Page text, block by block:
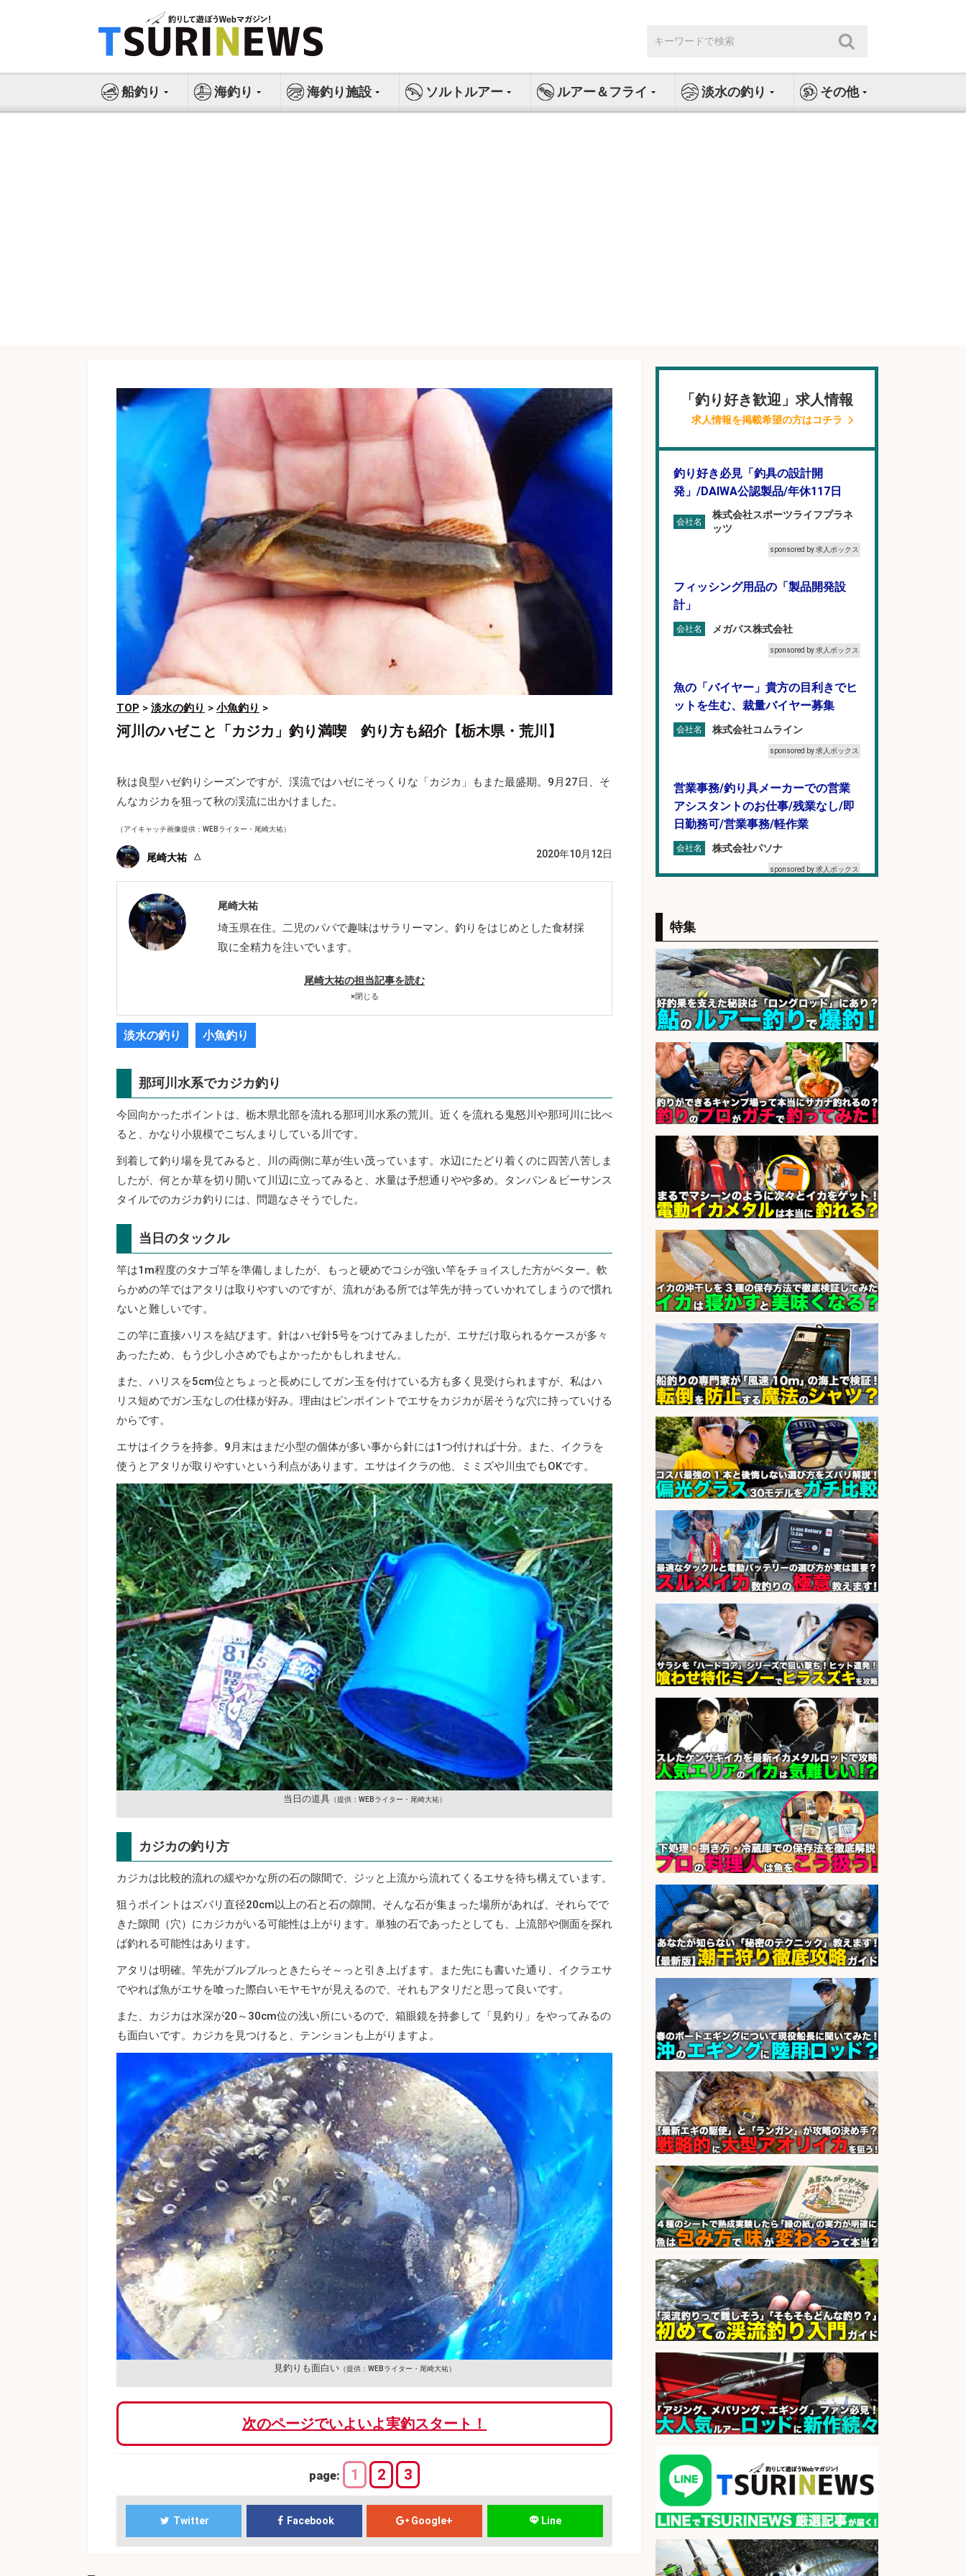
ス
索:
船釣り 海釣り 海釣り施設 ソルトルアー ルアー＆フライ 淡水の釣り その他
TOP > 淡水の釣り > 小魚釣り >
河川のハゼこと「カジカ」釣り満喫 釣り方も紹介【栃木県・荒川】
秋は良型ハゼ釣りシーズンですが、渓流ではハゼにそっくりな「カジカ」もまた最盛期。9月27日、そ
んなカジカを狙って秋の渓流に出かけました。
（アイキャッチ画像提供：WEBライター・尾崎大祐）
尾崎大祐 2020年10月12日
尾崎大祐
埼玉県在住。二児のパパで趣味はサラリーマン。釣りをはじめとした食材採
取に全精力を注いでいます。
尾崎大祐の担当記事を読む
×閉じる
淡水の釣り 小魚釣り
那珂川水系でカジカ釣り
今回向かったポイントは、栃木県北部を流れる那珂川水系の荒川。近くを流れる鬼怒川や那珂川に比べ
ると、かなり小規模でこぢんまりしている川です。
到着して釣り場を見てみると、川の両側に草が生い茂っています。水辺にたどり着くのに四苦八苦しま
したが、何とか草を切り開いて川辺に立ってみると、水量は予想通りやや多め。タンパン＆ビーサンス
タイルでのカジカ釣りには、問題なさそうでした。
当日のタックル
竿は1m程度のタナゴ竿を準備しましたが、もっと硬めでコシが強い竿をチョイスした方がベター。軟
らかめの竿ではアタリは取りやすいのですが、流れがある所では竿先が持っていかれてしまうので慣れ
ないと難しいです。
この竿に直接ハリスを結びます。針はハゼ針5号をつけてみましたが、エサだけ取られるケースが多々
あったため、もう少し小さめでもよかったかもしれません。
また、ハリスを5cm位とちょっと長めにしてガン玉を付けている方も多く見受けられますが、私はハ
リス短めでガン玉なしの仕様が好み。理由はピンポイントでエサをカジカが居そうな穴に持っていける
からです。
エサはイクラを持参。9月末はまだ小型の個体が多い事から針には1つ付ければ十分。また、イクラを
使うとアタリが取りやすいという利点があります。エサはイクラの他、ミミズや川虫でもOKです。
当日の道具（提供：WEBライター・尾崎大祐）
カジカの釣り方
カジカは比較的流れの緩やかな所の石の隙間で、ジッと上流から流れてくるエサを待ち構えています。
狙うポイントはズバリ直径20cm以上の石と石の隙間。そんな石が集まった場所があれば、それらでで
きた隙間（穴）にカジカがいる可能性は上がります。単独の石であったとしても、上流部や側面を探れ
ば釣れる可能性はあります。
アタリは明確。竿先がブルブルっときたらそ～っと引き上げます。また先にも書いた通り、イクラエサ
でやれば魚がエサを喰った際白いモヤモヤが見えるので、それもアタリだと思って良いです。
また、カジカは水深が20～30cm位の浅い所にいるので、箱眼鏡を持参して「見釣り」をやってみるの
も面白いです。カジカを見つけると、テンションも上がりますよ。
見釣りも面白い（提供：WEBライター・尾崎大祐）
次のページでいよいよ実釣スタート！
page: 1 2 3
Twitter Facebook Google+ Line
「釣り好き歓迎」求人情報
求人情報を掲載希望の方はコチラ
釣り好き必見「釣具の設計開
発」/DAIWA公認製品/年休117日
会社名
株式会社スポーツライフプラネ
ッツ
sponsored by 求人ボックス
フィッシング用品の「製品開発設
計」
会社名 メガバス株式会社
sponsored by 求人ボックス
魚の「バイヤー」貴方の目利きでヒ
ットを生む、裁量バイヤー募集
会社名 株式会社コムライン
sponsored by 求人ボックス
営業事務/釣り具メーカーでの営業
アシスタントのお仕事/残業なし/即
日勤務可/営業事務/軽作業
会社名 株式会社パソナ
sponsored by 求人ボックス
業10時間/経験者歓迎
会社名 広松久水産株式会社
sponsored by 求人ボックス
魚をさばける方必見「鮮魚部門スタ
ッフ」/3つの働き方が選べる
会社名 株式会社旬
sponsored by 求人ボックス
精肉・青果・鮮魚販売/「志布志
市」「時給1,150円〜」志布志市内
でお魚のカットや商品の陳列スタッ
フ/車通勤OK×時間選べる×未経験歓
迎/鹿児島県/志布志市
会社名 株式会社ホットスタッフ鹿児島
日払いOKで即日収入/営業事務/「時
給1,425円」沼津市足高の釣り具メ
ーカーで受注処理・見積作成の営業
事務/服装髪色ネイル自由・マニュ
アル完備で未経験OK&土日祝休み/
静岡県/沼津市
会社名
株式会社セイノースタッフサー
ビス
営業事務/「大津市」釣り具メーカ
ーの物流事務・営業アシスタント/
小野駅から徒歩6分/「時給1,300
円」/大型連休あり×残業なし×土日
祝休み/滋賀県
会社名 株式会社ホットスタッフ滋賀
sponsored by 求人ボックス
釣り具などの出荷作業～～/工場/製
造
会社名 UTグループ株式会社
sponsored by 求人ボックス
さらに求人情報を見る
特集